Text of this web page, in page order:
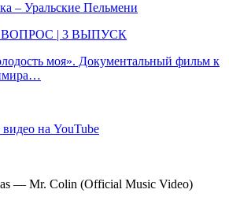
– Уральские Пельмени
| 3 ВЫПУСК
моя». Документальный фильм к
— Mr. Colin (Official Music Video)